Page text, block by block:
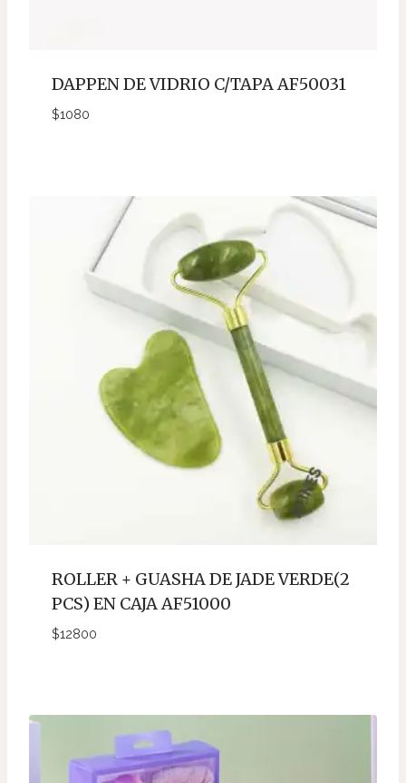
DAPPEN DE VIDRIO C/TAPA AF50031
$1080
ROLLER + GUASHA DE JADE VERDE(2
PCS) EN CAJA AF51000
$12800